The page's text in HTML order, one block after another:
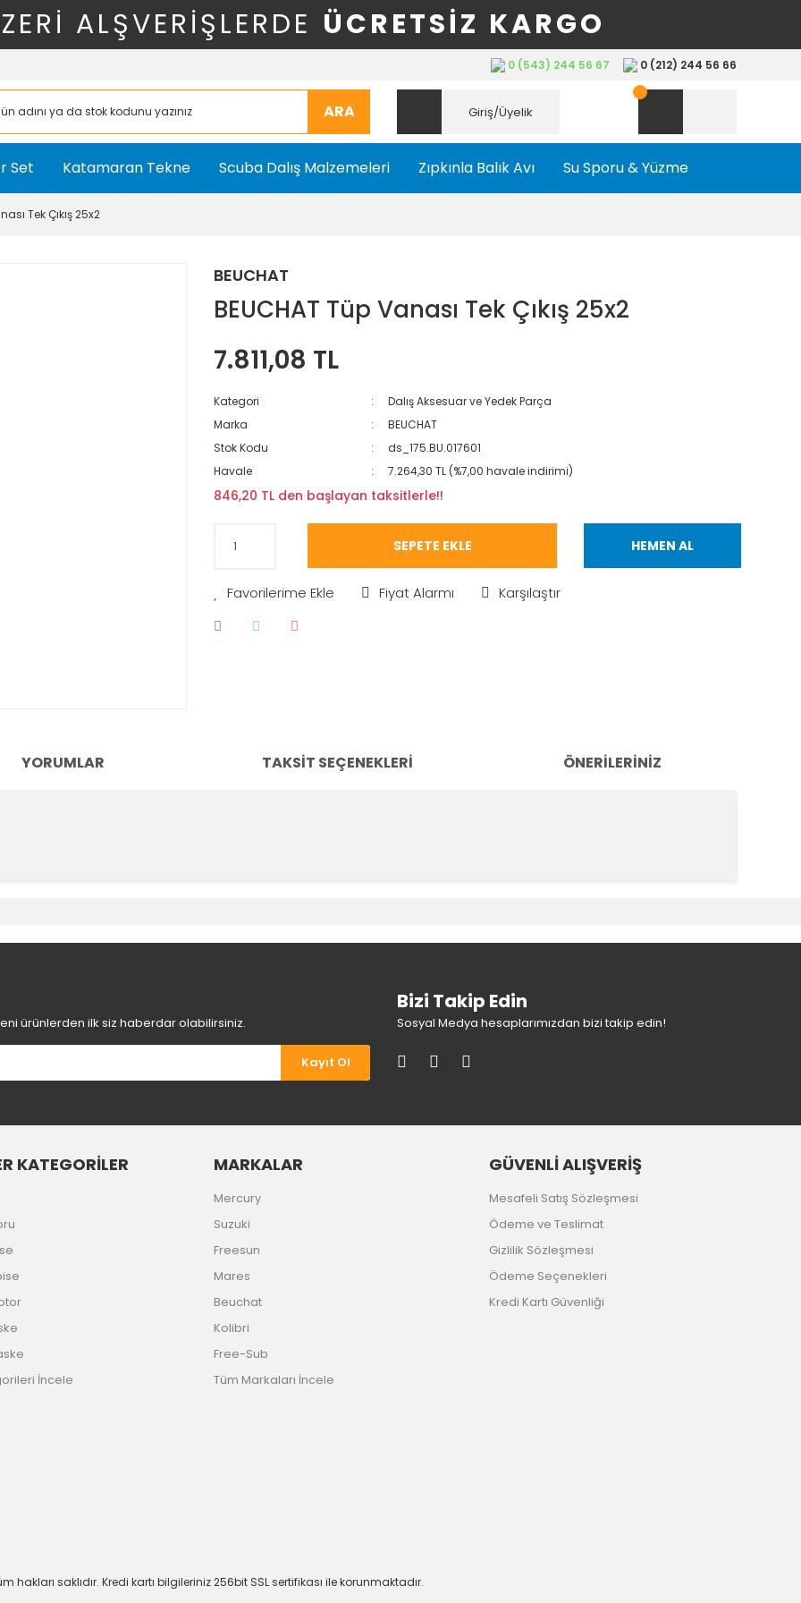
ALŞVERİŞLERDE ÜCRETSİZ KARGO
0 (543) 244 56 67 0 (212) 244 56 66
ARA Giriş/Üyelik
Set Katamaran Tekne Scuba Dalış Malzemeleri Zıpkınla Balık Avı Su Sporu & Yüzme
Tek Çıkış 25x2
BEUCHAT
BEUCHAT Tüp Vanası Tek Çıkış 25x2
7.811,08 TL
Kategori
Dalış Aksesuar ve Yedek Parça
Marka
BEUCHAT
Stok Kodu
ds_175.BU.017601
Havale
7.264,30 TL (%7,00 havale indirimi)
846,20 TL den başlayan taksitlerle!!
SEPETE EKLE HEMEN AL
Fiyat Alarmı Karşılaştır
YORUMLAR TAKSIT SEÇENEKLERI ÖNERILERINIZ
Gönder
ürünlerden ilk siz haberdar olabilirsiniz.
Kayıt Ol
Bizi Takip Edin
Sosyal Medya hesaplarımızdan bizi takip edin!
KATEGORİLER
İncele
MARKALAR
Mercury
Suzuki
Freesun
Mares
Beuchat
Kolibri
Free-Sub
Tüm Markaları İncele
GÜVENLİ ALIŞVERİŞ
Mesafeli Satış Sözleşmesi
Ödeme ve Teslimat
Gizlilik Sözleşmesi
Ödeme Seçenekleri
Kredi Kartı Güvenliği
hakları saklıdır. Kredi kartı bilgileriniz 256bit SSL sertifikası ile korunmaktadır.